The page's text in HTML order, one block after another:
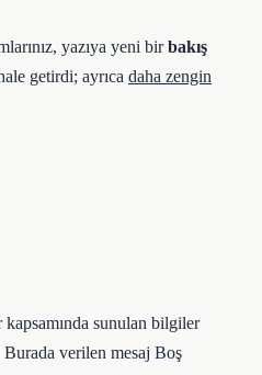
yazıya yeni birbakış
getirdi; ayrıca daha zengin
kapsamında sunulan bilgiler
Burada verilen mesaj Boş